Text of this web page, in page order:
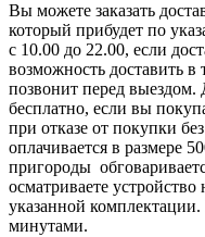
Вы можете заказать
который прибудет по
с 10.00 до 22.00, если
возможность доставить в
позвонит перед выездом.
бесплатно, если вы
при отказе от покупки
оплачивается в размере
пригороды
осматриваете устройство
указанной
минутами.